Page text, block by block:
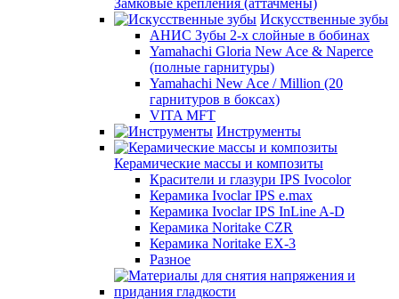
Замковые крепления (аттачмены)
Искусственные зубы
АНИС Зубы 2-х слойные в бобинах
Yamahachi Gloria New Ace & Naperce
(полные гарнитуры)
Yamahachi New Ace / Million (20
гарнитуров в боксах)
VITA MFT
Инструменты
Керамические массы и композиты
Красители и глазури IPS Ivocolor
Керамика Ivoclar IPS e.max
Керамика Ivoclar IPS InLine A-D
Керамика Noritake CZR
Керамика Noritake EX-3
Разное